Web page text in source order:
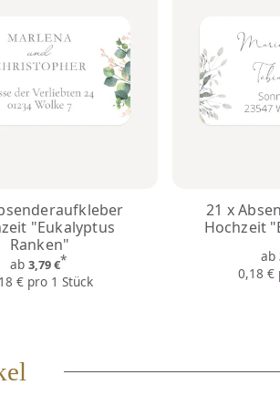
"Eukalyptus
Ranken"
ab 3,79 €*
€ pro 1 Stück
21 x
Hochzeit
ab
0,18 €